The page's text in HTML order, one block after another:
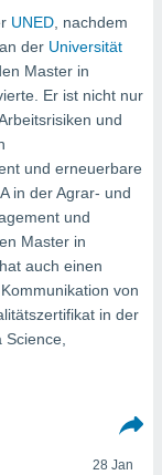
UNED, nachdem
der Universität
Master in
Er ist nicht nur
und
und erneuerbare
in der Agrar- und
und
Master in
auch einen
von
in der
Science,
28 Jan